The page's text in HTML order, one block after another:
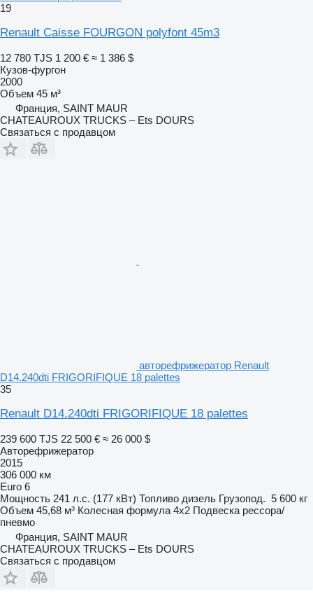
19
Renault Caisse FOURGON polyfont 45m3
12 780 TJS 1 200 € ≈ 1 386 $
Кузов-фургон
2000
Объем 45 м³
Франция, SAINT MAUR
CHATEAUROUX TRUCKS – Ets DOURS
Связаться с продавцом
авторефрижератор Renault
D14.240dti FRIGORIFIQUE 18 palettes
35
Renault D14.240dti FRIGORIFIQUE 18 palettes
239 600 TJS 22 500 € ≈ 26 000 $
Авторефрижератор
2015
306 000 км
Euro 6
Мощность 241 л.с. (177 кВт) Топливо дизель Грузопод. 5 600 кг
Объем 45,68 м³ Колесная формула 4x2 Подвеска рессора/
пневмо
Франция, SAINT MAUR
CHATEAUROUX TRUCKS – Ets DOURS
Связаться с продавцом